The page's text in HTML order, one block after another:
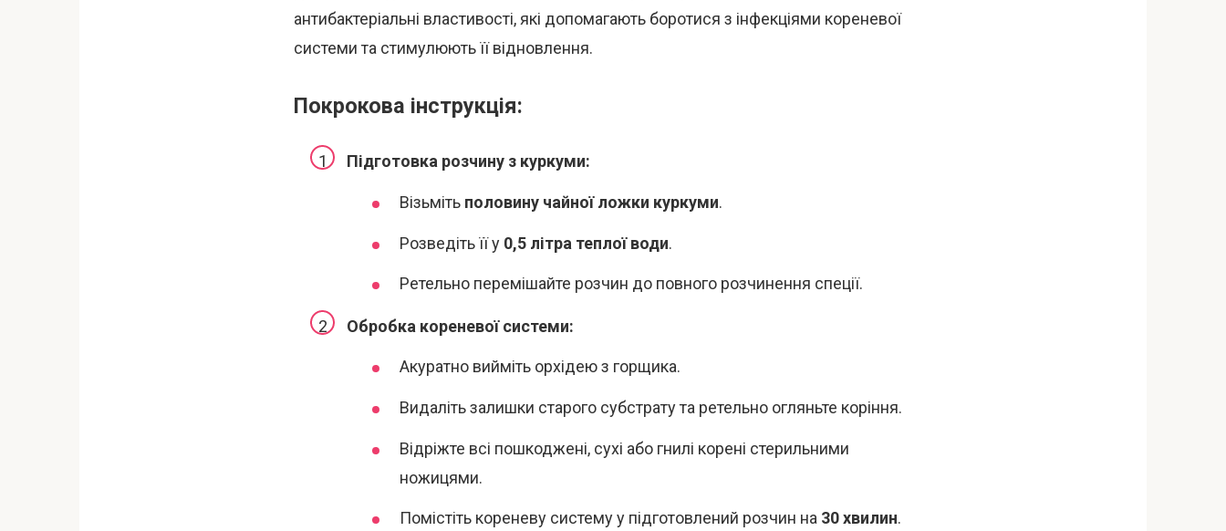
антибактеріальні властивості, які допомагають боротися з інфекціями кореневої
системи та стимулюють її відновлення.
Покрокова інструкція:
Підготовка розчину з куркуми:
Візьміть половину чайної ложки куркуми.
Розведіть її у 0,5 літра теплої води.
Ретельно перемішайте розчин до повного розчинення спеції.
Обробка кореневої системи:
Акуратно вийміть орхідею з горщика.
Видаліть залишки старого субстрату та ретельно огляньте коріння.
Відріжте всі пошкоджені, сухі або гнилі корені стерильними
ножицями.
Помістіть кореневу систему у підготовлений розчин на 30 хвилин.